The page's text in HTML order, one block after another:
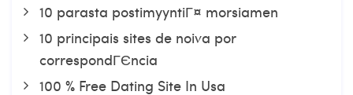
10 parasta postimyyntiГ¤ morsiamen
10 principais sites de noiva por
correspondГЄncia
100 % Free Dating Site In Usa